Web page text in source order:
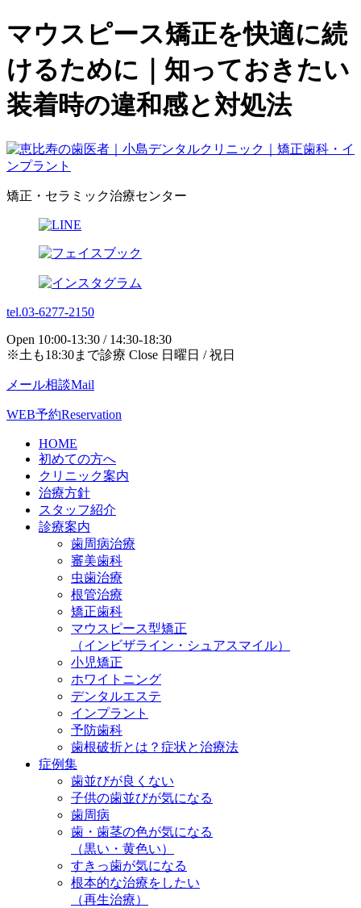
マウスピース矯正を快適に続
けるために｜知っておきたい
装着時の違和感と対処法
矯正・セラミック治療センター
tel.03-6277-2150
Open 10:00-13:30 / 14:30-18:30
※土も18:30まで診療 Close 日曜日 / 祝日
メール相談Mail
WEB予約Reservation
HOME
初めての方へ
クリニック案内
治療方針
スタッフ紹介
診療案内
歯周病治療
審美歯科
虫歯治療
根管治療
矯正歯科
マウスピース型矯正
（インビザライン・シュアスマイル）
小児矯正
ホワイトニング
デンタルエステ
インプラント
予防歯科
歯根破折とは？症状と治療法
症例集
歯並びが良くない
子供の歯並びが気になる
歯周病
歯・歯茎の色が気になる
（黒い・黄色い）
すきっ歯が気になる
根本的な治療をしたい
（再生治療）